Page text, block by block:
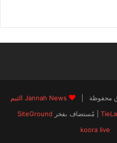
Jannah News الثيم
| مُستضاف بفخر SiteGround
koora live